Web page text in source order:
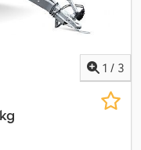
1 / 3